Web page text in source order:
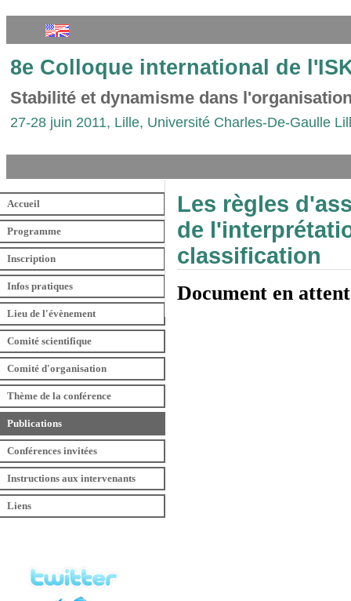
8e Colloque international de
Stabilité et dynamisme dans
27-28 juin 2011, Lille, Université Charles-De-Gaulle
Accueil
Programme
Inscription
Infos pratiques
Lieu de l'évènement
Comité scientifique
Comité d'organisation
Thème de la conférence
Publications
Conférences invitées
Instructions aux intervenants
Liens
Les règles
de
classification
Document en